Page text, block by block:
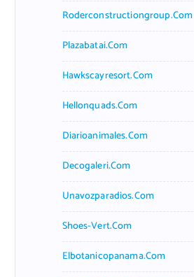
Roderconstructiongroup.com
Plazabatai.com
Hawkscayresort.com
Hellonquads.com
Diarioanimales.com
Decogaleri.com
Unavozparadios.com
Shoes-Vert.com
Elbotanicopanama.com